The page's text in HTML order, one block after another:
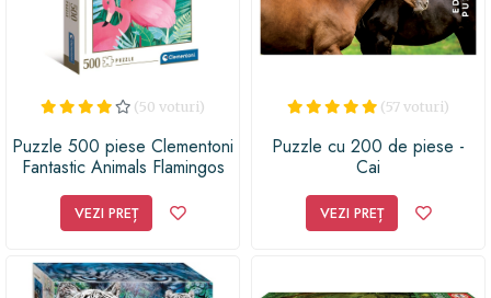
(50 voturi)
Puzzle 500 piese Clementoni
Fantastic Animals Flamingos
VEZI PREȚ
(57 voturi)
Puzzle cu 200 de piese -
Cai
VEZI PREȚ